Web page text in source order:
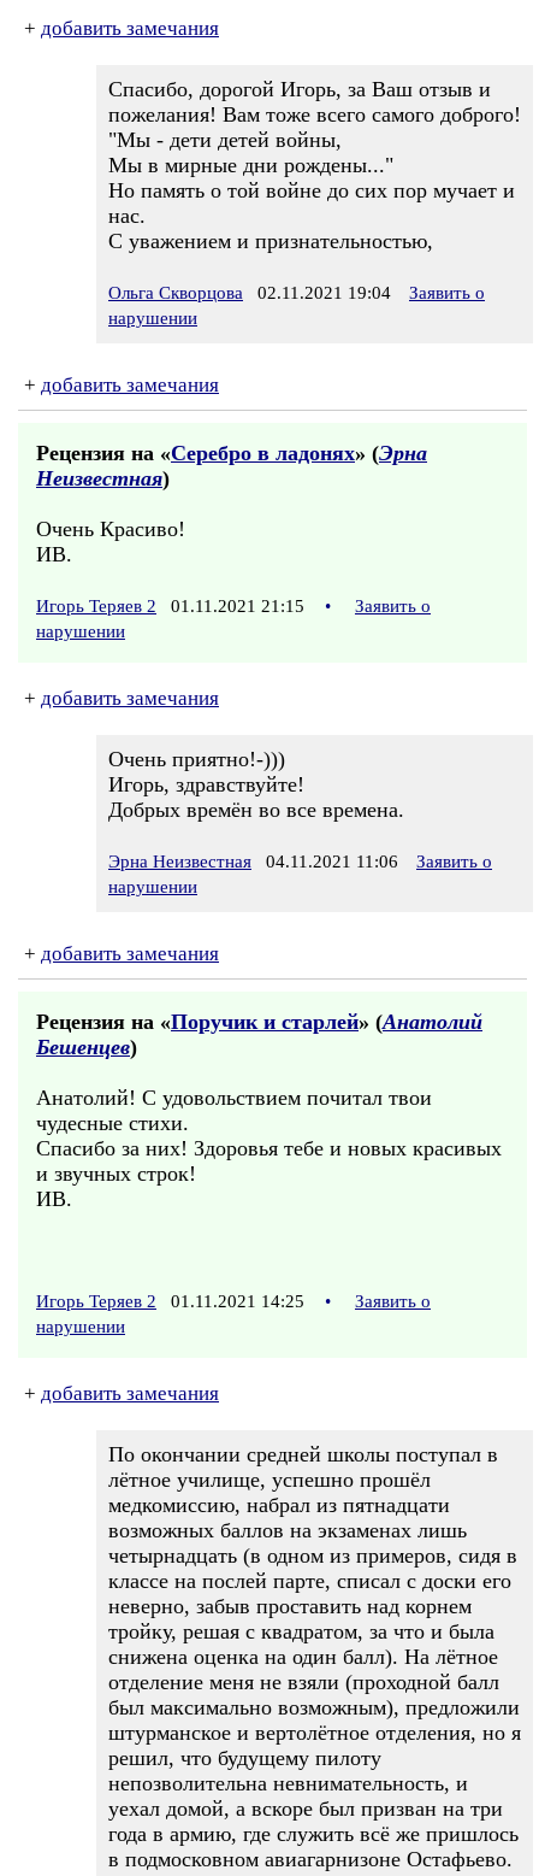
+ добавить замечания
Спасибо, дорогой Игорь, за Ваш отзыв и
пожелания! Вам тоже всего самого доброго!
"Мы - дети детей войны,
Мы в мирные дни рождены..."
Но память о той войне до сих пор мучает и
нас.
С уважением и признательностью,
Ольга Скворцова 02.11.2021 19:04
Заявить о
нарушении
+ добавить замечания
Рецензия на «Серебро в ладонях» (Эрна
Неизвестная)
Очень Красиво!
ИВ.
Игорь Теряев 2 01.11.2021 21:15 •
Заявить о
нарушении
+ добавить замечания
Очень приятно!-)))
Игорь, здравствуйте!
Добрых времён во все времена.
Эрна Неизвестная 04.11.2021 11:06
Заявить о
нарушении
+ добавить замечания
Рецензия на «Поручик и старлей» (Анатолий
Бешенцев)
Анатолий! С удовольствием почитал твои
чудесные стихи.
Спасибо за них! Здоровья тебе и новых красивых
и звучных строк!
ИВ.
Игорь Теряев 2 01.11.2021 14:25 •
Заявить о
нарушении
+ добавить замечания
По окончании средней школы поступал в
лётное училище, успешно прошёл
медкомиссию, набрал из пятнадцати
возможных баллов на экзаменах лишь
четырнадцать (в одном из примеров, сидя в
классе на послей парте, списал с доски его
неверно, забыв проставить над корнем
тройку, решая с квадратом, за что и была
снижена оценка на один балл). На лётное
отделение меня не взяли (проходной балл
был максимально возможным), предложили
штурманское и вертолётное отделения, но я
решил, что будущему пилоту
непозволительна невнимательность, и
уехал домой, а вскоре был призван на три
года в армию, где служить всё же пришлось
в подмосковном авиагарнизоне Остафьево.